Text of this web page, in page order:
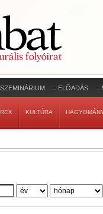
SZEMINÁRIUM ELŐADÁS
KULTÚRA